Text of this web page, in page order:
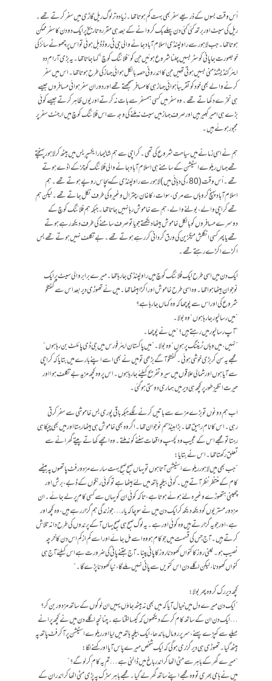
اُس وقت بسوں کے ذریعے سفر بھی بہت کم ہوتا تھا۔ زیادہ تر لوگ ریل گاڑی میں سفر کرتے تھے۔
ریل کی سیٹ اور برتھ کئی کئی دن پہلے بک کروانے کے بعد ہی مقررہ تاریخ پر ایک دو دن کا سفر ممکن
ہوتا تھا۔ جب لاہور سے راولپنڈی اسلام آباد جانے والی جی ٹی روڈ ڈبل ہوئی تو اس پر چھوٹے سائز کی
خوبصورت جاپانی کوسٹر بسیں چلنا شروع ہوئیں جن کو ”فلائنگ کوچ“ کہا جاتا تھا۔ یہ بڑی آرام دہ
ایئرکنڈیشنڈ منی بسیں ہوتی تھیں جن کا اندرونی حصہ بالکل ہوائی جہاز کی طرح ہوتا تھا۔ اس میں سفر
کرنے والے بھی خود کو تقریباً ہوائی جہاز ہی کا مسافر سمجھتے تھے اور دورانِ سفر ہوائی مسافروں جیسے
ہی نخرے دکھاتے تھے۔ وہ سفر میں کسی ہمسفر سے بات نہ کرتے اور یوں ظاہر کرتے جیسے کوئی
بڑے ہی امیر کبیر ہیں اور صرف جہاز میں سیٹ نہ ملنے کی وجہ سے اس فلائنگ کوچ میں ارجنٹ سفر پر
مجبور ہوئے ہیں۔
ہم نے اسی زمانے میں سیاحت شروع کی تھی۔ کراچی سے ہم شالیمار ایکسپریس میں بیٹھ کر لاہور پہنچتے
تھے جہاں ریلوے اسٹیشن کے سامنے ہی اسلام آباد جانے والی فلائنگ کوچز کے اڈے ہوتے
تھے۔ اُس وقت (80ء کی دہائی میں) لاہور سے راولپنڈی کے پچاس روپے ہوتے تھے۔ ہم
اسلام آباد پہنچ کر وہاں سے مری، سوات، کاغان، چترال وغیرہ کی طرف نکل جاتے تھے۔ لیکن ہم
تھے کراچی والے، بولنے والے، ہم سے خاموش رہا نہیں جاتا تھا۔ جبکہ ہم فلائنگ کوچ کے
دوسرے مسافروں کو بالکل خاموش بیٹھا دیکھتے جو یا تو صرف سامنے کی طرف دیکھ رہے ہوتے
تھے یا پھر کسی انگلش میگزین کی ورق گردانی کر رہے ہوتے تھے۔ بے تکلف نہیں ہوتے تھے بس
اکڑے اکڑے رہتے تھے۔
ایک دن میں اسی طرح ایک فلائنگ کوچ میں راولپنڈی جا رہا تھا۔ میرے برابر والی سیٹ پر ایک
نوجوان بیٹھا ہوا تھا۔ وہ اسی طرح خاموش اور اکڑا بیٹھا تھا۔ میں نے تھوڑی دیر بعد اس سے گفتگو
شروع کی اور اس سے پوچھا کہ وہ کہاں جا رہا ہے؟
”میں رسالپور جا رہا ہوں“ وہ بولا۔
”آپ رسالپور میں رہتے ہیں؟“ میں نے پوچھا۔
”نہیں، میں وہاں ٹریننگ پر ہوں“ وہ بولا۔ ”میں پاکستان ایئر فورس میں جی ڈی پائلٹ بن رہا ہوں“
مجھے یہ سن کر بڑی خوشی ہوئی۔ گفتگو آگے بڑھی تو میں نے بھی اسے اپنے بارے میں بتایا کہ کراچی
سے آیا ہوں اور شمالی علاقوں میں سیر و تفریح کیلئے جا رہا ہوں۔ اس پر وہ کچھ مزید بے تکلف ہوا اور
حیرت انگیز طور پر کچھ ہی دیر میں ہماری دوستی ہوگئی۔
اب ہم دونوں تو بڑے مزے سے باتیں کرنے لگے جبکہ باقی پوری بس خاموشی سے سفر کرتی
رہی۔ اس کا نام رہیق تھا۔ بڑا ہینڈسم نوجوان تھا ۔اگر وہ بھی خاموش ہی بیٹھا رہتا اور میں بھی چپکا ہی
رہتا تو مجھے اس کے عجیب و دلچسپ واقعات سننے کو نہ ملتے۔ وہ اچھے کھاتے پیتے گھرانے سے
تعلق رکھتا تھا۔ اس نے بتایا :
”جب بھی میں لاہور ریلوے اسٹیشن آتا ہوں تو یہاں صبح صبح بہت سارے مزدور فٹ پاتھوں پہ بیٹھے
کام کے منتظر نظر آتے ہیں ۔کوئی بیلچہ ہاتھ میں لئے بیٹھا ہے تو کوئی رنگوں کے ڈبے، برش اور
چھینی ہتھوڑے وغیرہ لئے ہوئے ہوتا ہے، تاکہ کوئی ان کو یہاں سے کسی کام پر لے جائے۔ ان
مزدور مستریوں کو دیکھ دیکھ کر ایک دن میں نے سوچا کہ یار … جو زندگی ہم گزار رہے ہیں، وہ کچھ اور
ہے، اور جو یہ گزارتے ہیں وہ کوئی اور ہے۔ یہ لوگ صبح ہی صبح یہاں آکے پرندوں کی طرح دانہ تلاش
کرتے ہیں۔ آج جس کی قسمت میں جو کام ہو وہ اسے مل جائے اور اسے کم از کم اس دن کا خرچہ
نصیب ہو۔ یعنی روز کا کنواں کھودنا روز کا پانی پینا۔ آج جتنے پانی کی ضرورت ہے اس کیلئے آج ہی
کنواں کھودنا، لیکن اگلے دن اس کنویں سے پانی نہیں ملے گا، نیا کھودنا پڑے گا۔“
کچھ دیر رک کر وہ پھر بولا :
”ایک دن میرے دل میں خیال آیا کہ میں بھی نہ بیٹھ جاؤں یہیں ان لوگوں کے ساتھ مزدور بن کر؟
… ایک دن ان کے ساتھ کام کر کے دیکھوں کہ کیسا لگتا ہے۔ چنانچہ اگلے دن میں نے کچھ پرانے
میلے سے کپڑے پہنے، سر پر رومال باندھا، ایک بیلچہ ہاتھ میں لیا اور ریلوے اسٹیشن پرآکر فٹ پاتھ پہ
بیٹھ گیا۔تھوڑی ہی دیر گزری ہوگی کہ ایک شخص میرے پاس آیا اور کہنے لگا :
“میرے گھر کے باہر سے مٹی اٹھا کر اندر باغ میں ڈالنی ہے … تم یہ کام کر لو گے؟”
میں نے ہامی بھری تو وہ مجھے اپنے ساتھ گھر لے گیا۔ مجھے باہر سڑک پہ پڑی مٹی اٹھا کر اندر ان کے